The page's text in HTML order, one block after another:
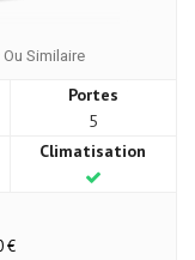
Ou Similaire
Portes
5
Climatisation
€